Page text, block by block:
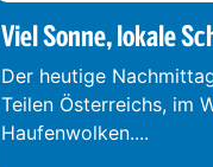
Viel Sonne, lokale
Der heutige
Teilen Österreichs, im
Haufenwolken....